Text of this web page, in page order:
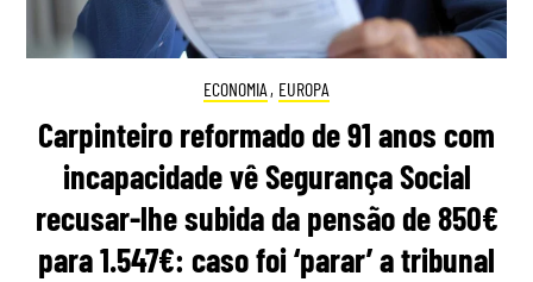
ECONOMIA , EUROPA
Carpinteiro reformado de 91 anos com
incapacidade vê Segurança Social
recusar-lhe subida da pensão de 850€
para 1.547€: caso foi ‘parar’ a tribunal